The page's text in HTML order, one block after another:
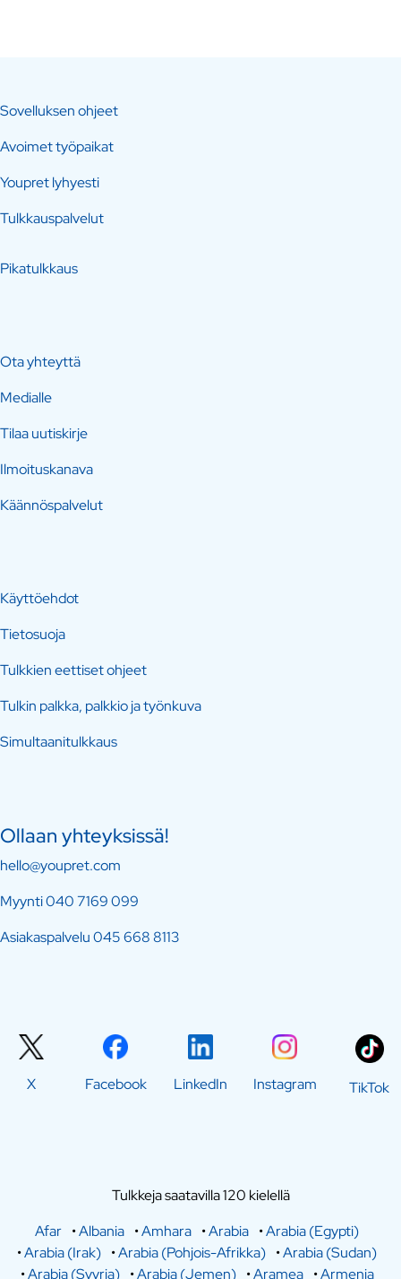
Sovelluksen ohjeet
Avoimet työpaikat
Youpret lyhyesti
Tulkkauspalvelut
Pikatulkkaus
Ota yhteyttä
Medialle
Tilaa uutiskirje
Ilmoituskanava
Käännöspalvelut
Käyttöehdot
Tietosuoja
Tulkkien eettiset ohjeet
Tulkin palkka, palkkio ja työnkuva
Simultaanitulkkaus
Ollaan yhteyksissä!
hello@youpret.com
Myynti040 7169 099
Asiakaspalvelu045 668 8113
X Facebook LinkedIn Instagram TikTok
Tulkkeja saatavilla 120 kielellä
Afar •Albania •Amhara •Arabia •Arabia (Egypti)
•Arabia (Irak) •Arabia (Pohjois-Afrikka) •Arabia (Sudan)
•Arabia (Syyria) •Arabia (Jemen) •Aramea •Armenia